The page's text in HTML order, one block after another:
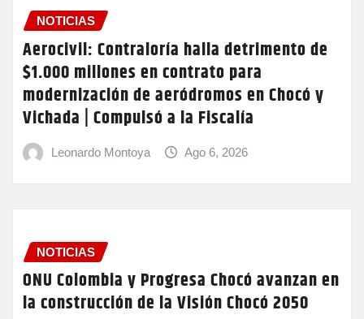
NOTICIAS
Aerocivil: Contraloría halla detrimento de
$1.000 millones en contrato para
modernización de aeródromos en Chocó y
Vichada | Compulsó a la Fiscalía
Leonardo Montoya Ago 6, 2026
NOTICIAS
ONU Colombia y Progresa Chocó avanzan en
la construcción de la Visión Chocó 2050